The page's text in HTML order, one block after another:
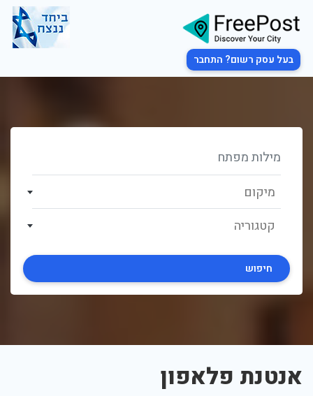
בעל עסק רשום? התחבר
מיקום
קטגוריה
חיפוש
אנטנת פלאפון